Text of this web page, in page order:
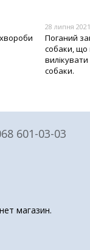
28 липня
Поганий
собаки, що
собаки.
601-03-03
магазин.